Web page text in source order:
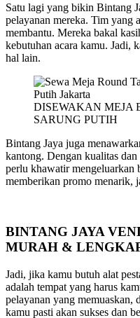
Satu lagi yang bikin Bintang
pelayanan mereka. Tim yang
membantu. Mereka bakal
kebutuhan acara kamu. Jadi,
hal lain.
DISEWAKAN MEJA
SARUNG PUTIH
Bintang Jaya juga
kantong. Dengan kualitas
perlu khawatir mengeluarkan
memberikan promo menarik,
BINTANG JAYA
MURAH &
Jadi, jika kamu butuh alat
adalah tempat yang harus
pelayanan yang memuaskan,
kamu pasti akan sukses dan